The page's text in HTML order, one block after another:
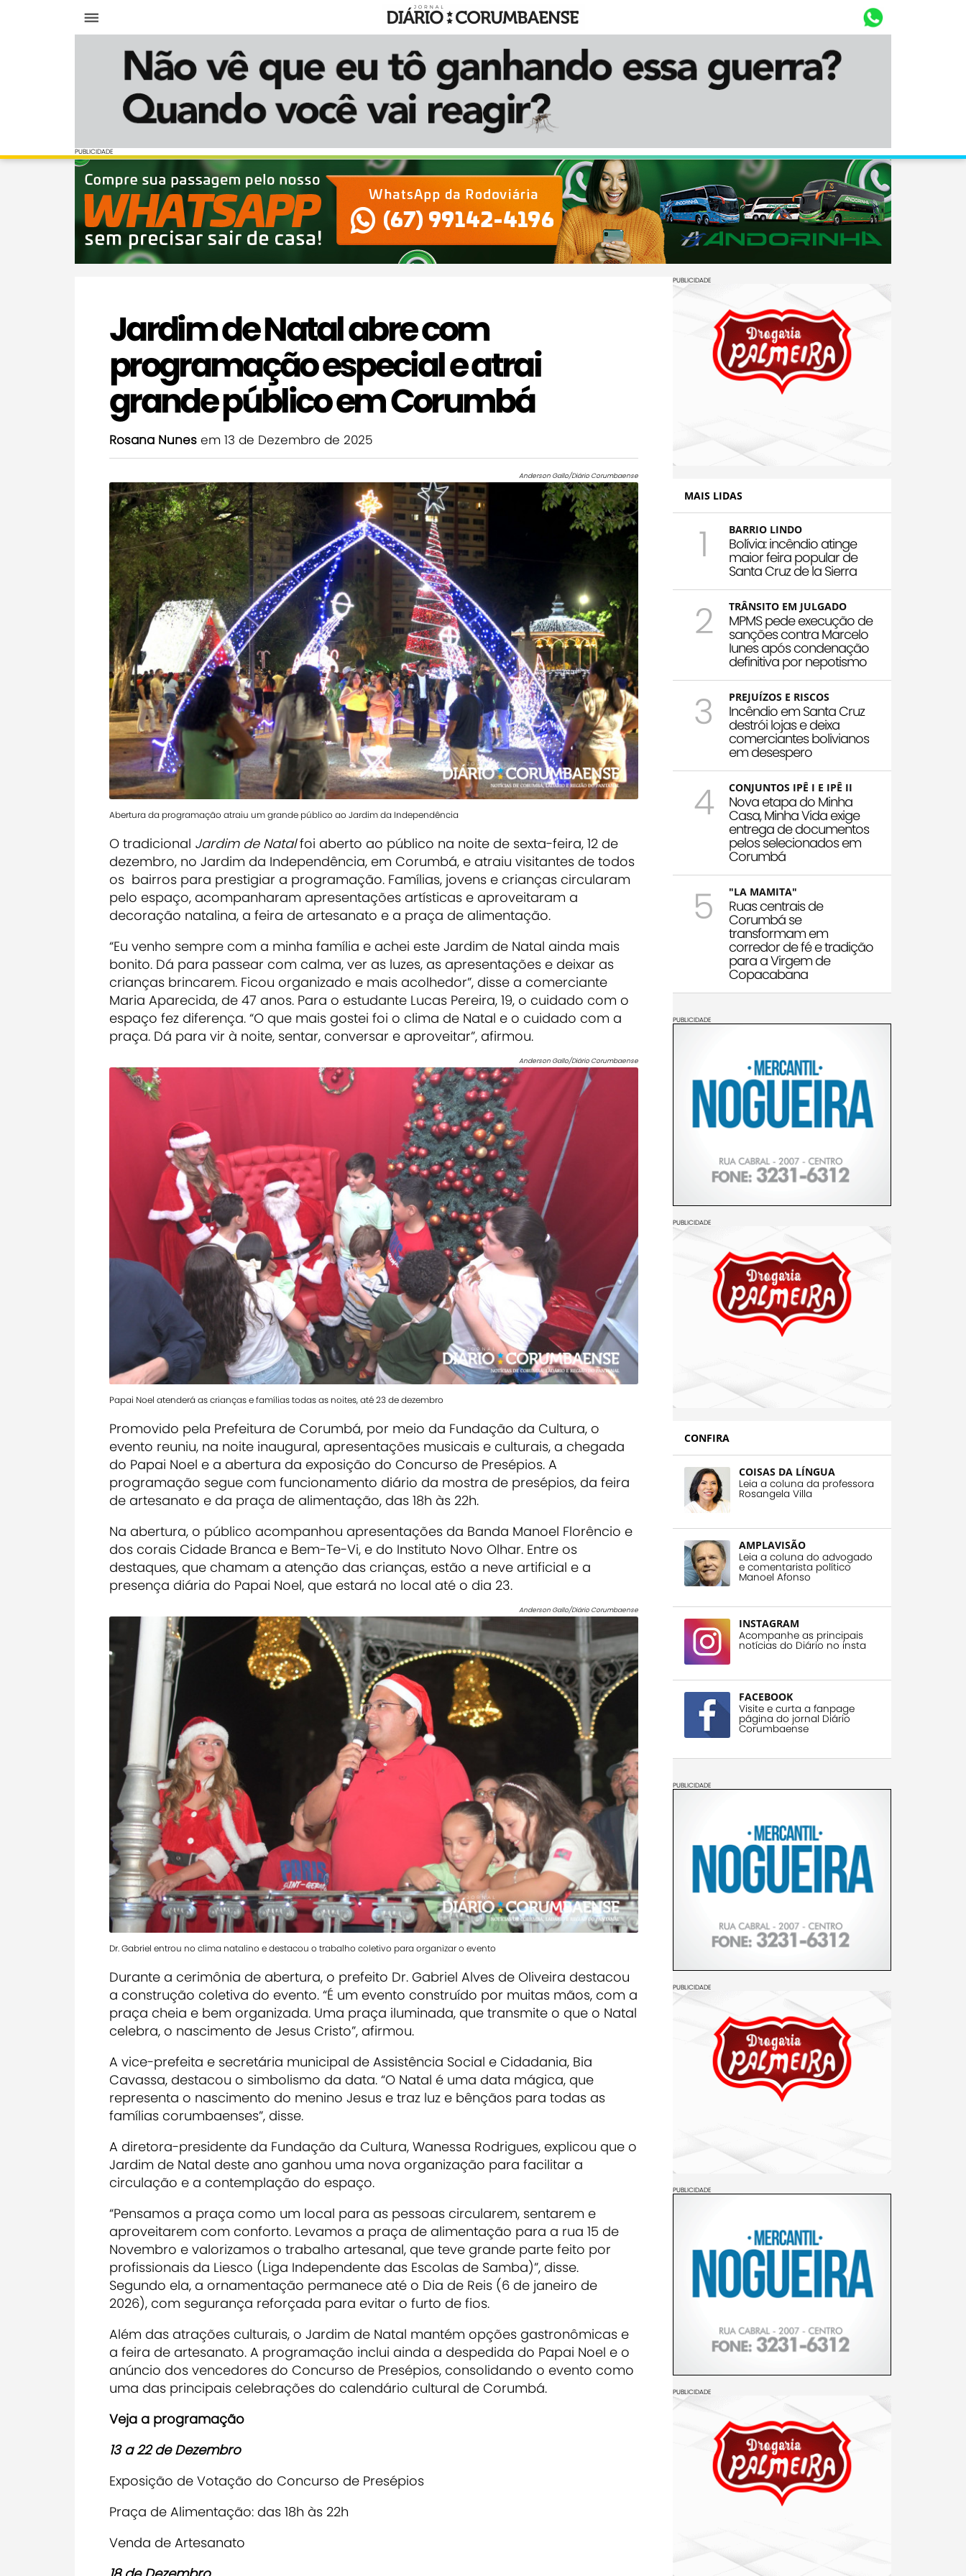
Diário Corumbaense
PUBLICIDADE
PUBLICIDADE
Jardim de Natal abre com
programação especial e atrai
grande público em Corumbá
Rosana Nunes em 13 de Dezembro de 2025
Anderson Gallo/Diário Corumbaense
Abertura da programação atraiu um grande público ao Jardim da Independência
O tradicional Jardim de Natalfoi aberto ao público na noite de sexta-feira, 12 de
dezembro, no Jardim da Independência, em Corumbá, e atraiu visitantes de todos
os bairros para prestigiar a programação. Famílias, jovens e crianças circularam
pelo espaço, acompanharam apresentações artísticas e aproveitaram a
decoração natalina, a feira de artesanato e a praça de alimentação.
“Eu venho sempre com a minha família e achei este Jardim de Natal ainda mais
bonito. Dá para passear com calma, ver as luzes, as apresentações e deixar as
crianças brincarem. Ficou organizado e mais acolhedor”, disse a comerciante
Maria Aparecida, de 47 anos. Para o estudante Lucas Pereira, 19, o cuidado com o
espaço fez diferença. “O que mais gostei foi o clima de Natal e o cuidado com a
praça. Dá para vir à noite, sentar, conversar e aproveitar”, afirmou.
Anderson Gallo/Diário Corumbaense
Papai Noel atenderá as crianças e famílias todas as noites, até 23 de dezembro
Promovido pela Prefeitura de Corumbá, por meio da Fundação da Cultura, o
evento reuniu, na noite inaugural, apresentações musicais e culturais, a chegada
do Papai Noel e a abertura da exposição do Concurso de Presépios. A
programação segue com funcionamento diário da mostra de presépios, da feira
de artesanato e da praça de alimentação, das 18h às 22h.
Na abertura, o público acompanhou apresentações da Banda Manoel Florêncio e
dos corais Cidade Branca e Bem-Te-Vi, e do Instituto Novo Olhar. Entre os
destaques, que chamam a atenção das crianças, estão a neve artificial e a
presença diária do Papai Noel, que estará no local até o dia 23.
Anderson Gallo/Diário Corumbaense
Dr. Gabriel entrou no clima natalino e destacou o trabalho coletivo para organizar o evento
Durante a cerimônia de abertura, o prefeito Dr. Gabriel Alves de Oliveira destacou
a construção coletiva do evento. “É um evento construído por muitas mãos, com a
praça cheia e bem organizada. Uma praça iluminada, que transmite o que o Natal
celebra, o nascimento de Jesus Cristo”, afirmou.
A vice-prefeita e secretária municipal de Assistência Social e Cidadania, Bia
Cavassa, destacou o simbolismo da data. “O Natal é uma data mágica, que
representa o nascimento do menino Jesus e traz luz e bênçãos para todas as
famílias corumbaenses”, disse.
A diretora-presidente da Fundação da Cultura, Wanessa Rodrigues, explicou que o
Jardim de Natal deste ano ganhou uma nova organização para facilitar a
circulação e a contemplação do espaço.
“Pensamos a praça como um local para as pessoas circularem, sentarem e
aproveitarem com conforto. Levamos a praça de alimentação para a rua 15 de
Novembro e valorizamos o trabalho artesanal, que teve grande parte feito por
profissionais da Liesco (Liga Independente das Escolas de Samba)”, disse.
Segundo ela, a ornamentação permanece até o Dia de Reis (6 de janeiro de
2026), com segurança reforçada para evitar o furto de fios.
Além das atrações culturais, o Jardim de Natal mantém opções gastronômicas e
a feira de artesanato. A programação inclui ainda a despedida do Papai Noel e o
anúncio dos vencedores do Concurso de Presépios, consolidando o evento como
uma das principais celebrações do calendário cultural de Corumbá.
Veja a programação
13 a 22 de Dezembro
Exposição de Votação do Concurso de Presépios
Praça de Alimentação: das 18h às 22h
Venda de Artesanato
PUBLICIDADE
MAIS LIDAS
1 BARRIO LINDO
Bolívia: incêndio atinge
maior feira popular de
Santa Cruz de la Sierra
2 TRÂNSITO EM JULGADO
MPMS pede execução de
sanções contra Marcelo
Iunes após condenação
definitiva por nepotismo
3 PREJUÍZOS E RISCOS
Incêndio em Santa Cruz
destrói lojas e deixa
comerciantes bolivianos
em desespero
4 CONJUNTOS IPÊ I E IPÊ II
Nova etapa do Minha
Casa, Minha Vida exige
entrega de documentos
pelos selecionados em
Corumbá
5 "LA MAMITA"
Ruas centrais de
Corumbá se
transformam em
corredor de fé e tradição
para a Virgem de
Copacabana
PUBLICIDADE
PUBLICIDADE
CONFIRA
COISAS DA LÍNGUA
Leia a coluna da professora
Rosangela Villa
AMPLAVISÃO
Leia a coluna do advogado
e comentarista político
Manoel Afonso
INSTAGRAM
Acompanhe as principais
notícias do Diário no insta
FACEBOOK
Visite e curta a fanpage
página do jornal Diário
Corumbaense
PUBLICIDADE
PUBLICIDADE
PUBLICIDADE
PUBLICIDADE